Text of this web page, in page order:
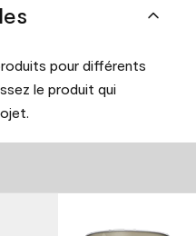
pour différents
le produit qui